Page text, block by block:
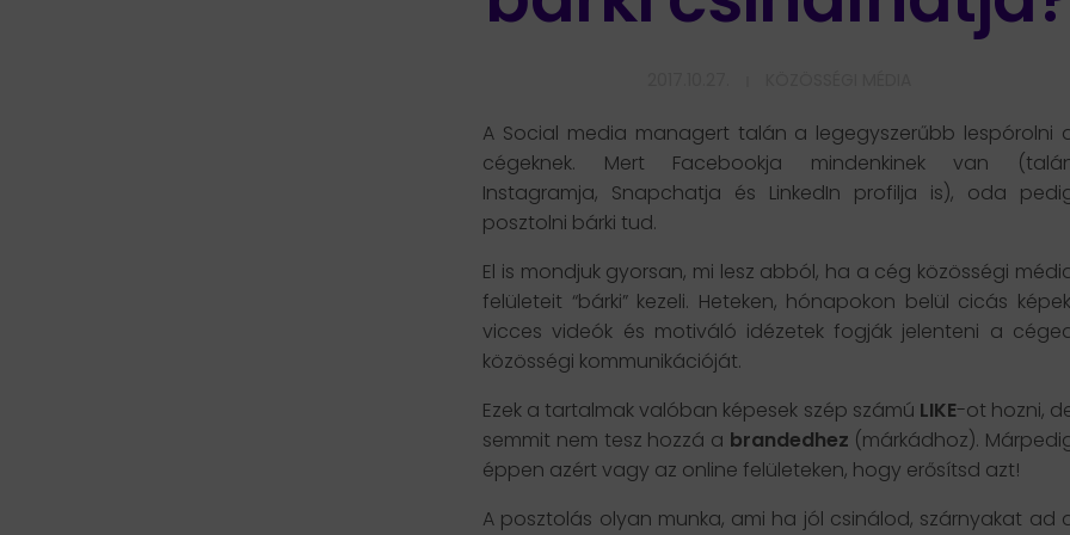
A Social media managert talán a legegyszerűbb lespórolni
cégeknek. Mert Facebookja mindenkinek van
Instagramja, Snapchatja és LinkedIn profilja is), oda
posztolni bárki tud.
El is mondjuk gyorsan, mi lesz abból, ha a cég közösségi
felületeit “bárki” kezeli. Heteken, hónapokon belül cicás
vicces videók és motiváló idézetek fogják jelenteni a
közösségi kommunikációját.
Ezek a tartalmak valóban képesek szép számú LIKE-ot hozni,
semmit nem tesz hozzá a brandedhez (márkádhoz).
éppen azért vagy az online felületeken, hogy erősítsd azt!
A posztolás olyan munka, ami ha jól csinálod, szárnyakat ad